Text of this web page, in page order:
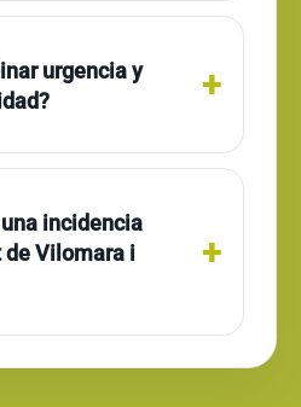
urgencia y
incidencia
de Vilomara i